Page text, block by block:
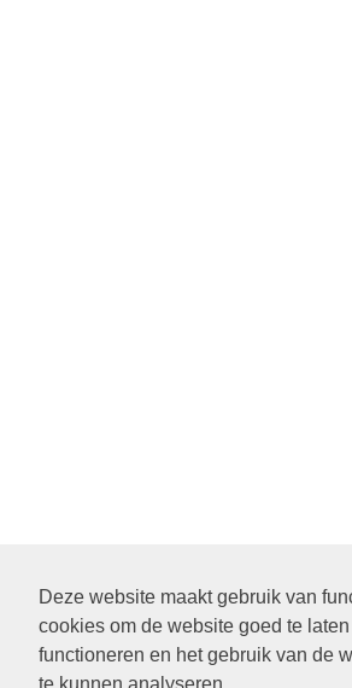
Deze website maakt gebruik van
cookies om de website goed te laten
functioneren en het gebruik van de